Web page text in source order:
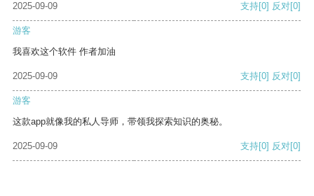
2025-09-09
支持[0] 反对[0]
游客
我喜欢这个软件 作者加油
2025-09-09 支持[0] 反对[0]
游客
这款app就像我的私人导师，带领我探索知识的奥秘。
2025-09-09 支持[0] 反对[0]